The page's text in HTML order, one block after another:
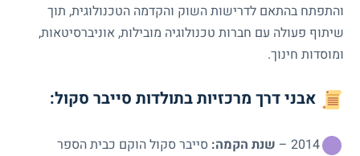
והתפתח בהתאם לדרישות השוק והקדמה הטכנולוגית, תוך
שיתוף פעולה עם חברות טכנולוגיה מובילות, אוניברסיטאות,
ומוסדות חינוך.
אבני דרך מרכזיות בתולדות סייבר סקול:
2014 – שנת הקמה: סייבר סקול הוקם כבית הספר